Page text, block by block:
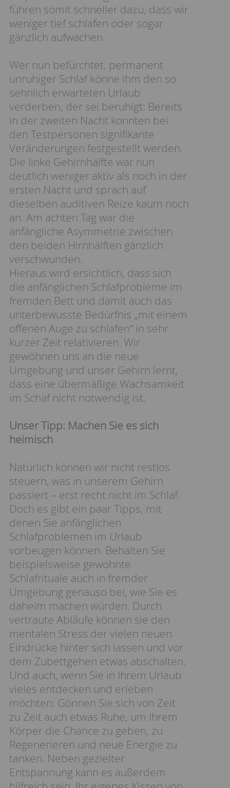
führen somit schneller dazu, dass wir
weniger tief schlafen oder sogar
gänzlich aufwachen.
Wer nun befürchtet, permanent
unruhiger Schlaf könne ihm den so
sehnlich erwarteten Urlaub
verderben, der sei beruhigt: Bereits
in der zweiten Nacht konnten bei
den Testpersonen signifikante
Veränderungen festgestellt werden.
Die linke Gehirnhälfte war nun
deutlich weniger aktiv als noch in der
ersten Nacht und sprach auf
dieselben auditiven Reize kaum noch
an. Am achten Tag war die
anfängliche Asymmetrie zwischen
den beiden Hirnhälften gänzlich
verschwunden.
Hieraus wird ersichtlich, dass sich
die anfänglichen Schlafprobleme im
fremden Bett und damit auch das
unterbewusste Bedürfnis „mit einem
offenen Auge zu schlafen“ in sehr
kurzer Zeit relativieren. Wir
gewöhnen uns an die neue
Umgebung und unser Gehirn lernt,
dass eine übermäßige Wachsamkeit
im Schaf nicht notwendig ist.
Unser Tipp: Machen Sie es sich
heimisch
Natürlich können wir nicht restlos
steuern, was in unserem Gehirn
passiert – erst recht nicht im Schlaf.
Doch es gibt ein paar Tipps, mit
denen Sie anfänglichen
Schlafproblemen im Urlaub
vorbeugen können. Behalten Sie
beispielsweise gewohnte
Schlafrituale auch in fremder
Umgebung genauso bei, wie Sie es
daheim machen würden. Durch
vertraute Abläufe können sie den
mentalen Stress der vielen neuen
Eindrücke hinter sich lassen und vor
dem Zubettgehen etwas abschalten.
Und auch, wenn Sie in Ihrem Urlaub
vieles entdecken und erleben
möchten: Gönnen Sie sich von Zeit
zu Zeit auch etwas Ruhe, um Ihrem
Körper die Chance zu geben, zu
Regenerieren und neue Energie zu
tanken. Neben gezielter
Entspannung kann es außerdem